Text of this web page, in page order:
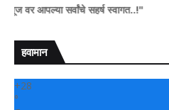
सर्वांचे सहर्ष स्वागत..!"
हवामान
+28
°